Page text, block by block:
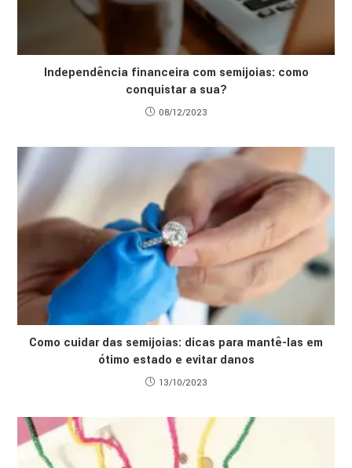
Independência financeira com semijoias: como
conquistar a sua?
08/12/2023
Como cuidar das semijoias: dicas para mantê-las em
ótimo estado e evitar danos
13/10/2023